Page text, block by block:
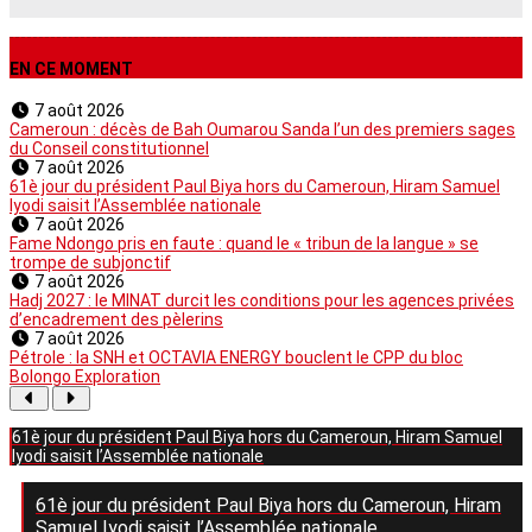
EN CE MOMENT
7 août 2026
Cameroun : décès de Bah Oumarou Sanda l’un des premiers sages
du Conseil constitutionnel
7 août 2026
61è jour du président Paul Biya hors du Cameroun, Hiram Samuel
Iyodi saisit l’Assemblée nationale
7 août 2026
Fame Ndongo pris en faute : quand le « tribun de la langue » se
trompe de subjonctif
7 août 2026
Hadj 2027 : le MINAT durcit les conditions pour les agences privées
d’encadrement des pèlerins
7 août 2026
Pétrole : la SNH et OCTAVIA ENERGY bouclent le CPP du bloc
Bolongo Exploration
61è jour du président Paul Biya hors du Cameroun, Hiram Samuel
Iyodi saisit l’Assemblée nationale
61è jour du président Paul Biya hors du Cameroun, Hiram